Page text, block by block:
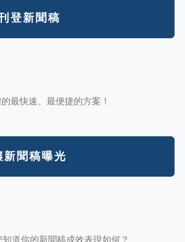
登新聞稿
最快速、最便捷的方案！
新聞稿曝光